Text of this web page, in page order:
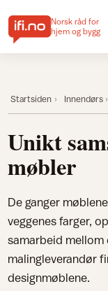
Norsk råd for
hjem og bygg
Startsiden Innendørs
Unikt
møbler
De ganger
veggenes farger,
samarbeid
malingleverandør
designmøblene.